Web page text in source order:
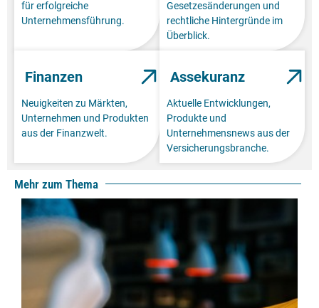
für erfolgreiche
Unternehmensführung.
Gesetzesänderungen und
rechtliche Hintergründe im
Überblick.
Finanzen
Neuigkeiten zu Märkten,
Unternehmen und Produkten
aus der Finanzwelt.
Assekuranz
Aktuelle Entwicklungen,
Produkte und
Unternehmensnews aus der
Versicherungsbranche.
Mehr zum Thema